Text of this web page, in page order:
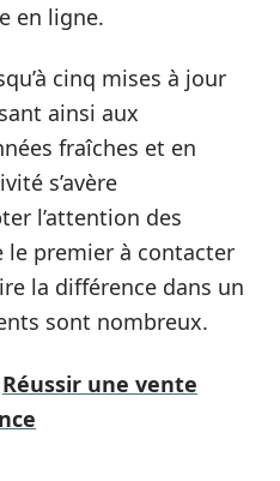
en ligne.
cinq mises à jour
ainsi aux
fraîches et en
s’avère
l’attention des
le premier à contacter
la différence dans un
sont nombreux.
Réussir une vente